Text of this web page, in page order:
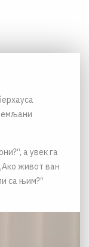
а увек га
живот ван
са њим?“